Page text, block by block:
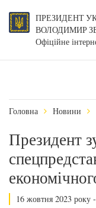
ПРЕЗИДЕНТ
ВОЛОДИМИР
Офіційне
Головна Новини
Президент
16 жовтня 2023 року